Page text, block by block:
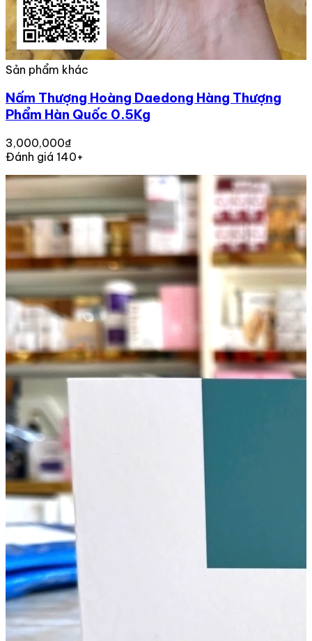
Sản phẩm khác
Nấm Thượng Hoàng Daedong Hàng Thượng
Phẩm Hàn Quốc 0.5Kg
3,000,000₫
Đánh giá 140+